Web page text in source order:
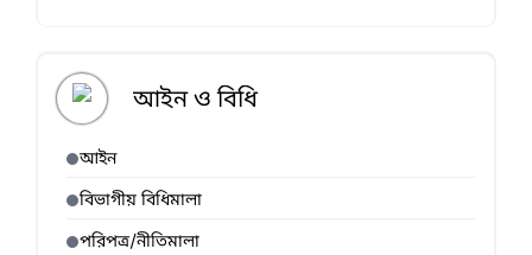
আইন ও বিধি
আইন
বিভাগীয় বিধিমালা
পরিপত্র/নীতিমালা